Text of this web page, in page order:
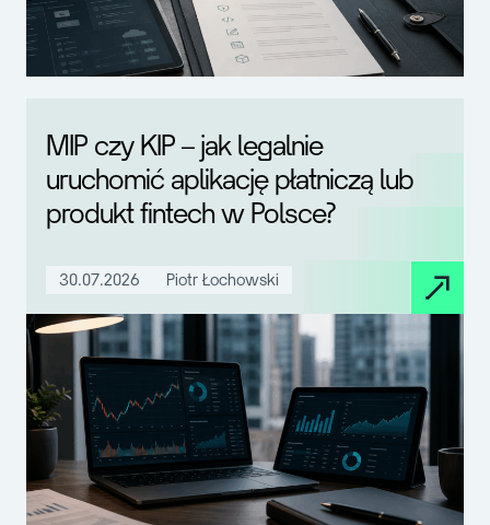
MIP czy KIP – jak legalnie
uruchomić aplikację płatniczą lub
produkt fintech w Polsce?
30.07.2026 Piotr Łochowski